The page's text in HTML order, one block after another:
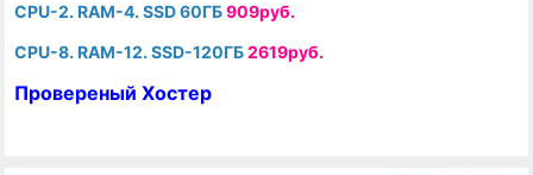
CPU-2. RAM-4. SSD 60ГБ909руб.
CPU-8. RAM-12. SSD-120ГБ2619руб.
Провереный Хостер